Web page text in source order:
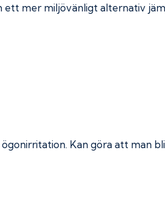
ett mer miljövänligt alternativ
Kan göra att man